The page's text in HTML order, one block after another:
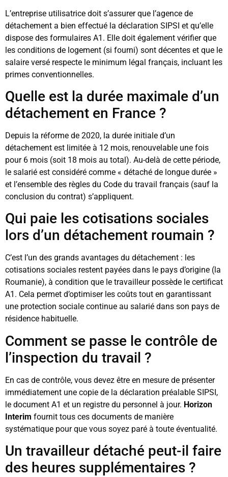
L’entreprise utilisatrice doit s’assurer que l’agence de
détachement a bien effectué la déclaration SIPSI et qu’elle
dispose des formulaires A1. Elle doit également vérifier que
les conditions de logement (si fourni) sont décentes et que le
salaire versé respecte le minimum légal français, incluant les
primes conventionnelles.
Quelle est la durée maximale d’un
détachement en France ?
Depuis la réforme de 2020, la durée initiale d’un
détachement est limitée à 12 mois, renouvelable une fois
pour 6 mois (soit 18 mois au total). Au-delà de cette période,
le salarié est considéré comme « détaché de longue durée »
et l’ensemble des règles du Code du travail français (sauf la
conclusion du contrat) s’appliquent.
Qui paie les cotisations sociales
lors d’un détachement roumain ?
C’est l’un des grands avantages du détachement : les
cotisations sociales restent payées dans le pays d’origine (la
Roumanie), à condition que le travailleur possède le certificat
A1. Cela permet d’optimiser les coûts tout en garantissant
une protection sociale continue au salarié dans son pays de
résidence habituelle.
Comment se passe le contrôle de
l’inspection du travail ?
En cas de contrôle, vous devez être en mesure de présenter
immédiatement une copie de la déclaration préalable SIPSI,
le document A1 et un registre du personnel à jour. Horizon
Interim fournit tous ces documents de manière
systématique pour que vous soyez paré à toute éventualité.
Un travailleur détaché peut-il faire
des heures supplémentaires ?